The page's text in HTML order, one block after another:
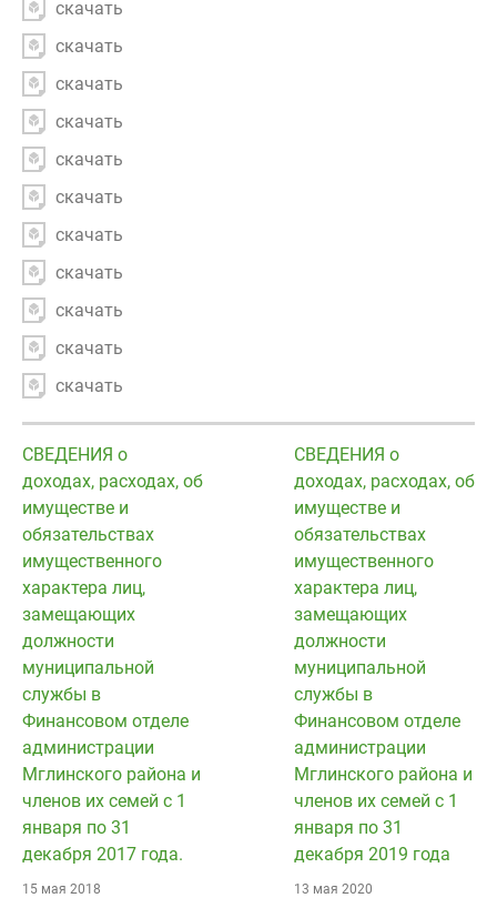
скачать
скачать
скачать
скачать
скачать
скачать
скачать
скачать
скачать
скачать
скачать
СВЕДЕНИЯ о
доходах, расходах, об
имуществе и
обязательствах
имущественного
характера лиц,
замещающих
должности
муниципальной
службы в
Финансовом отделе
администрации
Мглинского района и
членов их семей с 1
января по 31
декабря 2017 года.
15 мая 2018
СВЕДЕНИЯ о
доходах, расходах, об
имуществе и
обязательствах
имущественного
характера лиц,
замещающих
должности
муниципальной
службы в
Финансовом отделе
администрации
Мглинского района и
членов их семей с 1
января по 31
декабря 2019 года
13 мая 2020